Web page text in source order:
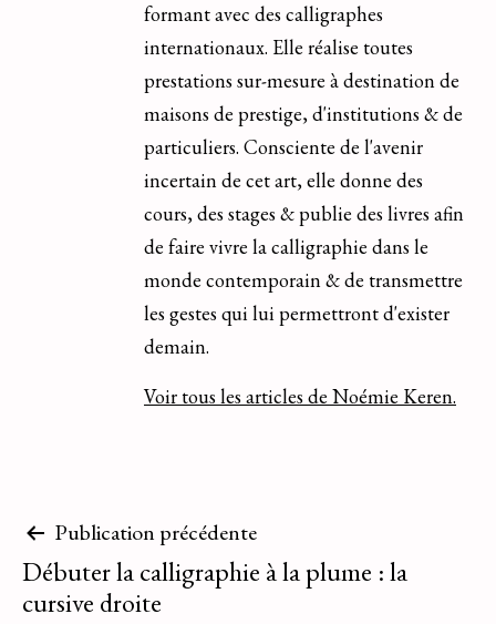
formant avec des calligraphes
internationaux. Elle réalise toutes
prestations sur-mesure à destination de
maisons de prestige, d'institutions & de
particuliers. Consciente de l'avenir
incertain de cet art, elle donne des
cours, des stages & publie des livres afin
de faire vivre la calligraphie dans le
monde contemporain & de transmettre
les gestes qui lui permettront d'exister
demain.
Voir tous les articles de Noémie Keren.
Navigation
de
Publication précédente
Débuter la calligraphie à la plume : la
cursive droite